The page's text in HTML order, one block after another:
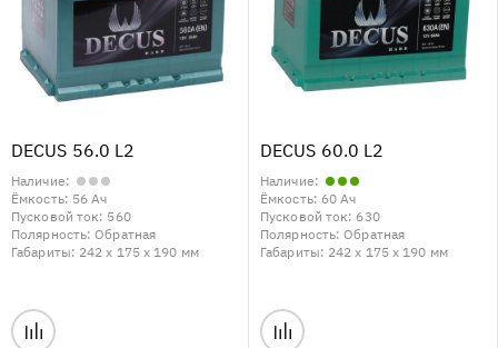
DECUS 56.0 L2
Наличие:
Ёмкость: 56 Ач
Пусковой ток: 560
Полярность:Обратная
Габариты: 242 x 175 x 190 мм
DECUS 60.0 L2
Наличие:
Ёмкость: 60 Ач
Пусковой ток: 630
Полярность:Обратная
Габариты: 242 x 175 x 190 мм